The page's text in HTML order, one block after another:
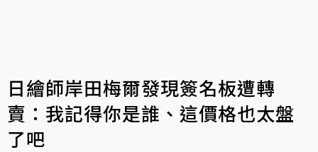
日繪師岸田梅爾發現簽名板遭轉
賣：我記得你是誰、這價格也太盤
了吧